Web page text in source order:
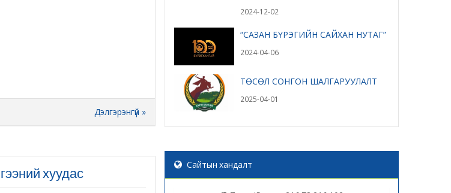
Дэлгэрэнгүй »
хуудас
2024-12-02
“САЗАН БҮРЭГИЙН САЙХАН НУТАГ”
2024-04-06
ТӨСӨЛ СОНГОН ШАЛГАРУУЛАЛТ
2025-04-01
Сайтын хандалт